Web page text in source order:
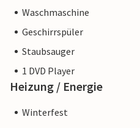
Waschmaschine
Geschirrspüler
Staubsauger
1 DVD Player
Heizung / Energie
Winterfest